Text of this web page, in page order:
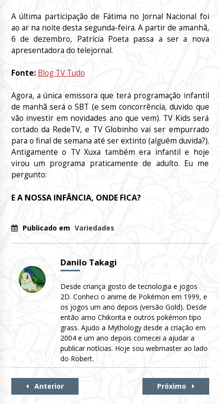
A última participação de Fátima no Jornal Nacional foi
ao ar na noite desta segunda-feira. A partir de amanhã,
6 de dezembro, Patrícia Poeta passa a ser a nova
apresentadora do telejornal.
Fonte: Blog TV Tudo
Agora, a única emissora que terá programação infantil
de manhã será o SBT (e sem concorrência, duvido que
vão investir em novidades ano que vem). TV Kids será
cortado da RedeTV, e TV Globinho vai ser empurrado
para o final de semana até ser extinto (alguém duvida?).
Antigamente o TV Xuxa também era infantil e hoje
virou um programa praticamente de adulto. Eu me
pergunto:
E A NOSSA INFÂNCIA, ONDE FICA?
Publicado em Variedades
Danilo Takagi
Desde criança gosto de tecnologia e jogos
2D. Conheci o anime de Pokémon em 1999, e
os jogos um ano depois (versão Gold). Desde
então amo Chikorita e outros pokémon tipo
grass. Ajudo a Mythology desde a criação em
2004 e um ano depois comecei a ajudar a
publicar notícias. Hoje sou webmaster ao lado
do Robert.
Continue
Anterior Próximo